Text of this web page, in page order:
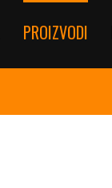
PROIZVODI